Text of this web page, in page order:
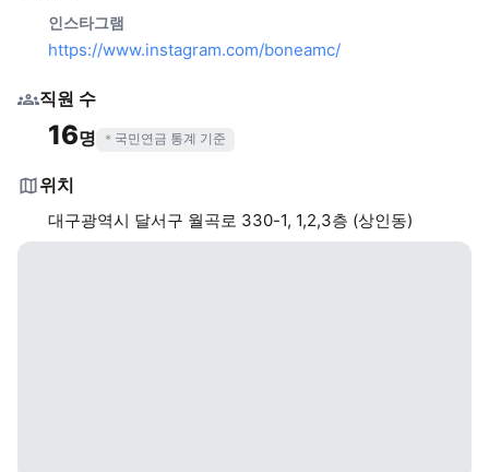
인스타그램
https://www.instagram.com/boneamc/
직원 수
16명 국민연금 통계 기준
위치
대구광역시 달서구 월곡로 330-1, 1,2,3층 (상인동)